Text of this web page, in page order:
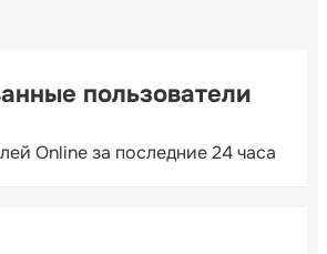
пользователи
Online за последние 24 часа